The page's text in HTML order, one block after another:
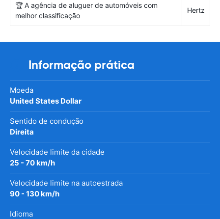
🏆 A agência de aluguer de automóveis com
melhor classificação
Hertz
Informação prática
Moeda
United States Dollar
Sentido de condução
Direita
Velocidade limite da cidade
25 - 70 km/h
Velocidade limite na autoestrada
90 - 130 km/h
Idioma